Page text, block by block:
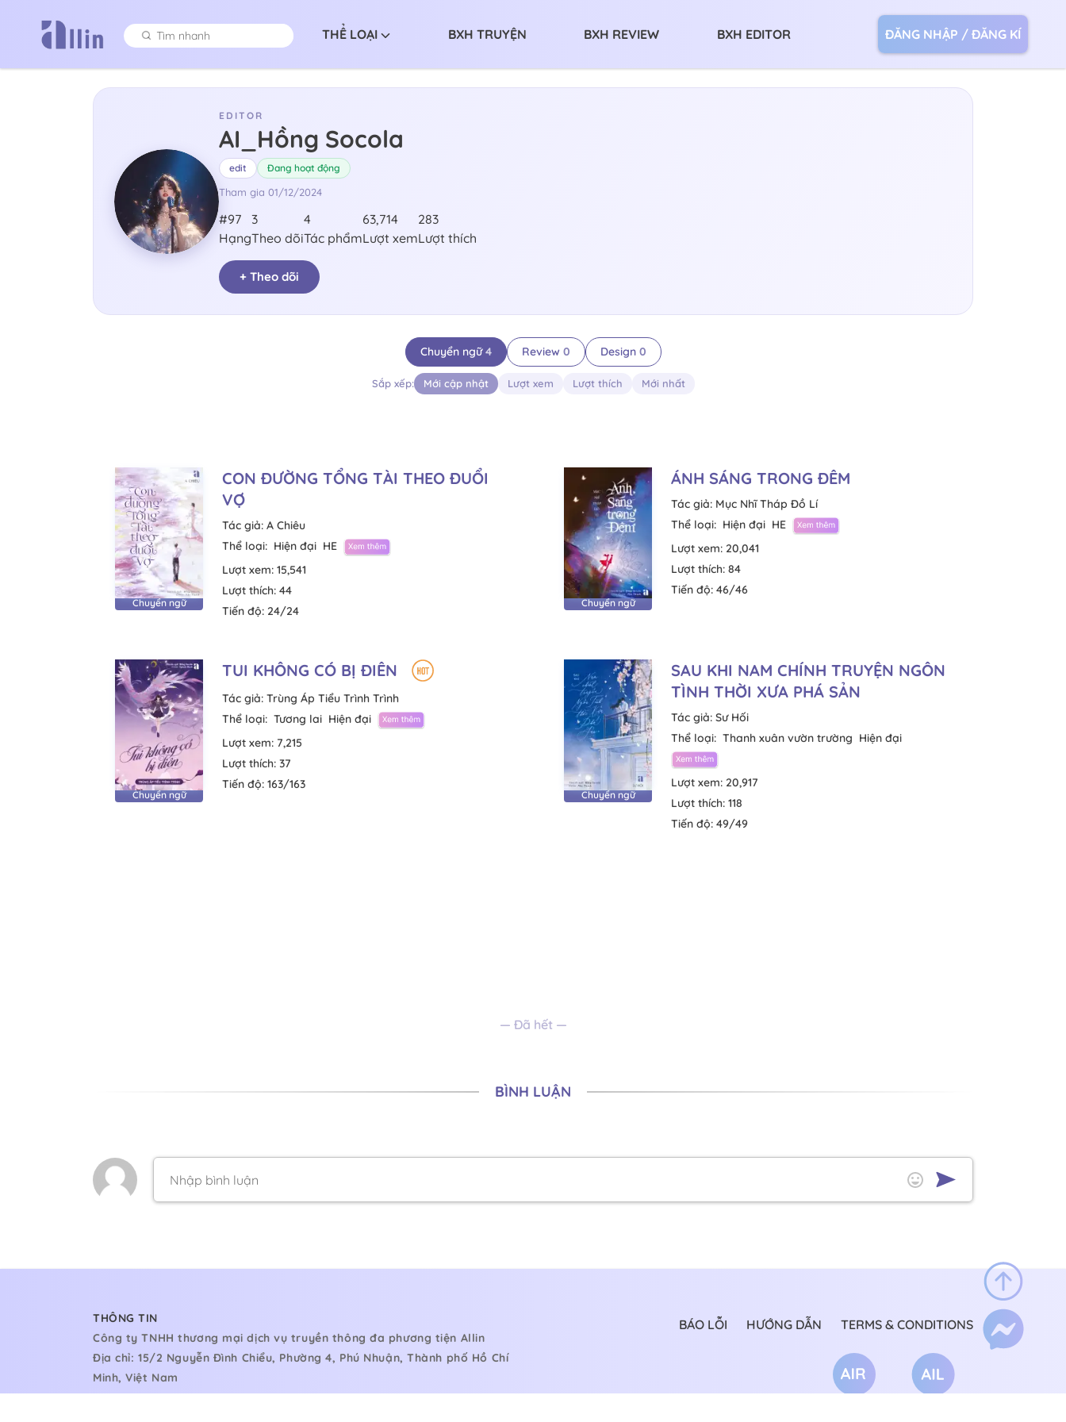
THỂ LOẠI BXH TRUYỆN BXH REVIEW BXH EDITOR ĐĂNG NHẬP / ĐĂNG KÍ
EDITOR
AI_Hồng Socola
edit Đang hoạt động
Tham gia 01/12/2024
#97
Hạng
3
Theo dõi
4
Tác phẩm
63,714
Lượt xem
283
Lượt thích
+ Theo dõi
Chuyển ngữ 4 Review 0 Design 0
Sắp xếp: Mới cập nhật Lượt xem Lượt thích Mới nhất
Chuyển ngữ
CON ĐƯỜNG TỔNG TÀI THEO ĐUỔI
VỢ
Tác giả: A Chiêu
Thể loại: Hiện đại HE
Lượt xem: 15,541
Lượt thích: 44
Tiến độ: 24/24
Chuyển ngữ
ÁNH SÁNG TRONG ĐÊM
Tác giả: Mục Nhĩ Tháp Đồ Lí
Thể loại: Hiện đại HE
Lượt xem: 20,041
Lượt thích: 84
Tiến độ: 46/46
Chuyển ngữ
TUI KHÔNG CÓ BỊ ĐIÊN
Tác giả: Trùng Áp Tiểu Trình Trình
Thể loại: Tương lai Hiện đại
Lượt xem: 7,215
Lượt thích: 37
Tiến độ: 163/163
Chuyển ngữ
SAU KHI NAM CHÍNH TRUYỆN NGÔN
TÌNH THỜI XƯA PHÁ SẢN
Tác giả: Sư Hối
Thể loại: Thanh xuân vườn trường Hiện đại
Lượt xem: 20,917
Lượt thích: 118
Tiến độ: 49/49
— Đã hết —
BÌNH LUẬN
THÔNG TIN
Công ty TNHH thương mại dịch vụ truyền thông đa phương tiện Allin
Địa chỉ: 15/2 Nguyễn Đình Chiểu, Phường 4, Phú Nhuận, Thành phố Hồ Chí
Minh, Việt Nam
BÁO LỖI HƯỚNG DẪN TERMS & CONDITIONS